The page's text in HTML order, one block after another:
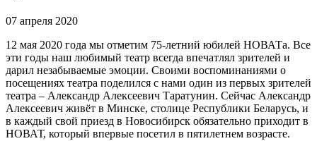
07 апреля 2020
12 мая 2020 года мы отметим 75-летний юбилей НОВАТа. Все
эти годы наш любимый театр всегда впечатлял зрителей и
дарил незабываемые эмоции. Своими воспоминаниями о
посещениях театра поделился с нами один из первых зрителей
театра – Александр Алексеевич Таратунин. Сейчас Александр
Алексеевич живёт в Минске, столице Республики Беларусь, и
в каждый свой приезд в Новосибирск обязательно приходит в
НОВАТ, который впервые посетил в пятилетнем возрасте.